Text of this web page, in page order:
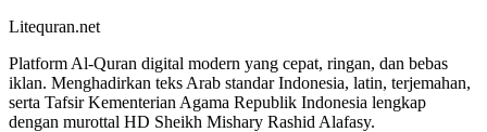
Litequran.net
Platform Al-Quran digital modern yang cepat, ringan, dan bebas
iklan. Menghadirkan teks Arab standar Indonesia, latin, terjemahan,
serta Tafsir Kementerian Agama Republik Indonesia lengkap
dengan murottal HD Sheikh Mishary Rashid Alafasy.